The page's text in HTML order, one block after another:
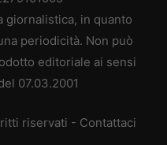
giornalistica, in quanto
periodicità. Non può
editoriale ai sensi
07.03.2001
riservati - Contattaci